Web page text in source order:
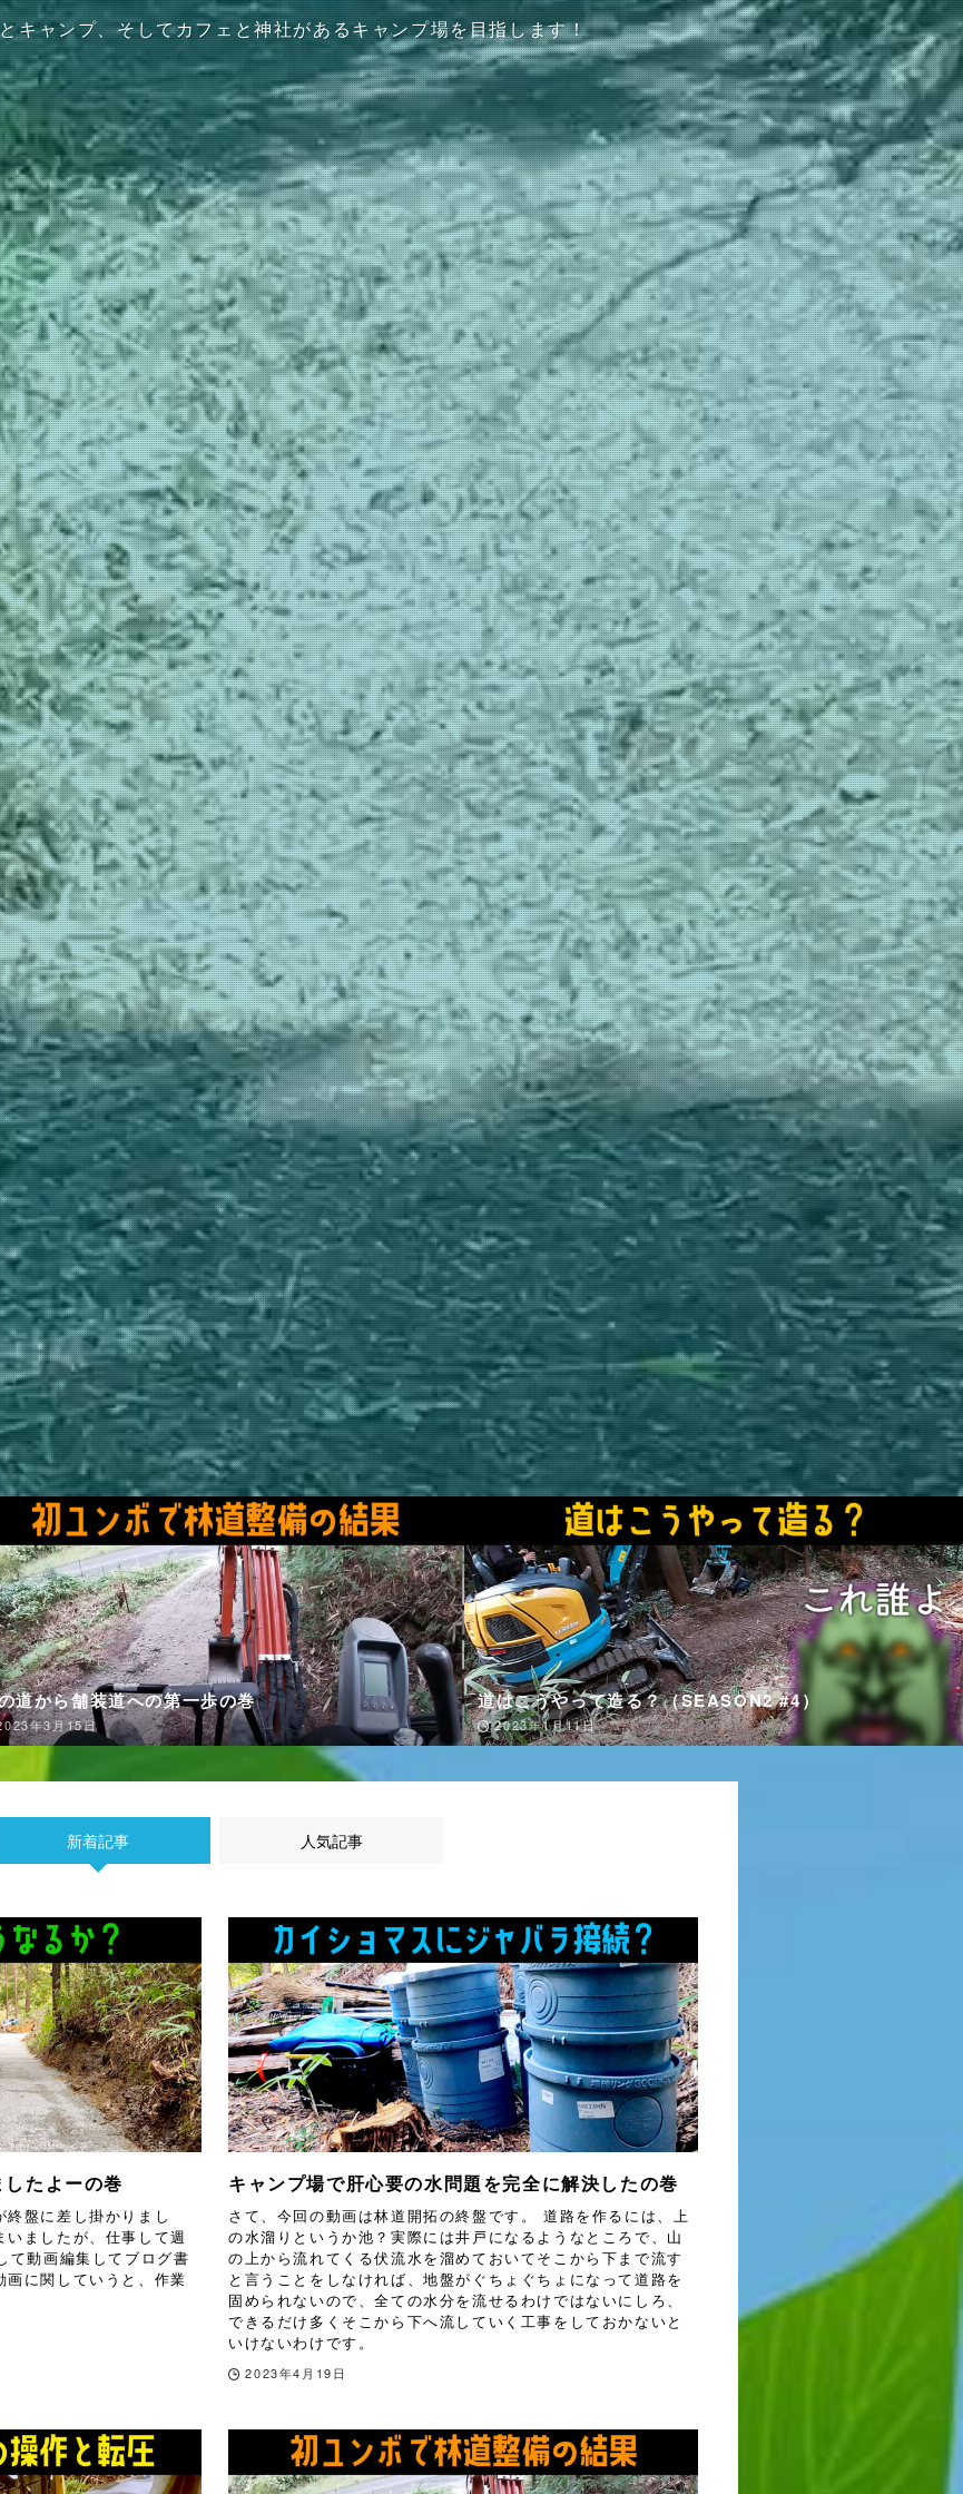
キャンプ、そしてカフェと神社があるキャンプ場を目指します！
こうやって造る？（SEASON2 #4）
年1月11日
林道が想定外の泥濘で脱出不可能になるの巻
（SEASON2 #3）
2022年12月21日
新着記事 人気記事
たよーの巻
盤に差し掛かりまし
ましたが、仕事して週
て動画編集してブログ書
画に関していうと、作業
キャンプ場で肝心要の水問題を完全に解決したの巻
さて、今回の動画は林道開拓の終盤です。 道路を作るには、上
の水溜りというか池？実際には井戸になるようなところで、山
の上から流れてくる伏流水を溜めておいてそこから下まで流す
と言うことをしなければ、地盤がぐちょぐちょになって道路を
固められないので、全ての水分を流せるわけではないにしろ、
できるだけ多くそこから下へ流していく工事をしておかないと
いけないわけです。
2023年4月19日